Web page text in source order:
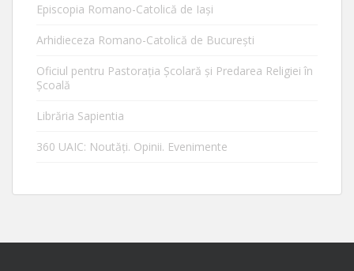
Episcopia Romano-Catolică de Iaşi
Arhidieceza Romano-Catolică de Bucureşti
Oficiul pentru Pastorația Școlară și Predarea Religiei în
Școală
Librăria Sapientia
360 UAIC: Noutăţi. Opinii. Evenimente